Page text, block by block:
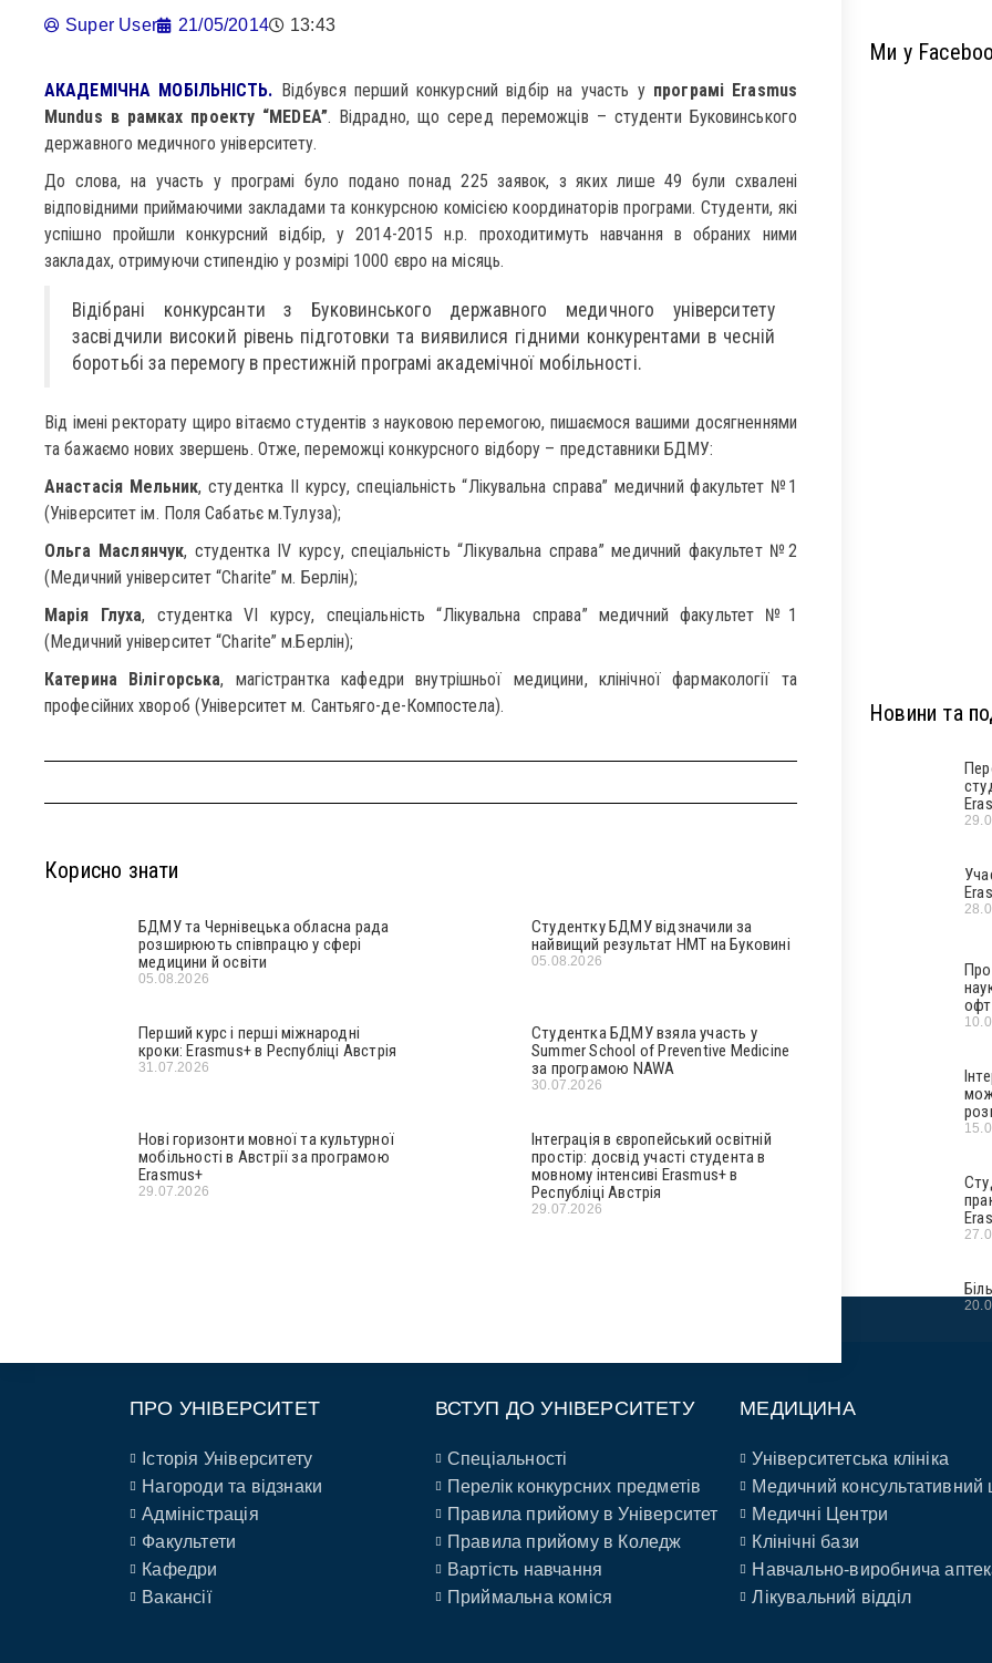
Super User 21/05/2014 13:43
АКАДЕМІЧНА МОБІЛЬНІСТЬ. Відбувся перший конкурсний відбір на участь у програмі Erasmus
Mundus в рамках проекту “MEDEA”. Відрадно, що серед переможців – студенти Буковинського
державного медичного університету.
До слова, на участь у програмі було подано понад 225 заявок, з яких лише 49 були схвалені
відповідними приймаючими закладами та конкурсною комісією координаторів програми. Студенти, які
успішно пройшли конкурсний відбір, у 2014-2015 н.р. проходитимуть навчання в обраних ними
закладах, отримуючи стипендію у розмірі 1000 євро на місяць.
Відібрані конкурсанти з Буковинського державного медичного університету
засвідчили високий рівень підготовки та виявилися гідними конкурентами в чесній
боротьбі за перемогу в престижній програмі академічної мобільності.
Від імені ректорату щиро вітаємо студентів з науковою перемогою, пишаємося вашими досягненнями
та бажаємо нових звершень. Отже, переможці конкурсного відбору – представники БДМУ:
Анастасія Мельник, студентка ІІ курсу, спеціальність “Лікувальна справа” медичний факультет №1
(Університет ім. Поля Сабатьє м.Тулуза);
Ольга Маслянчук, студентка IV курсу, спеціальність “Лікувальна справа” медичний факультет №2
(Медичний університет “Charite” м. Берлін);
Марія Глуха, студентка VI курсу, спеціальність “Лікувальна справа” медичний факультет №1
(Медичний університет “Charite” м.Берлін);
Катерина Вілігорська, магістрантка кафедри внутрішньої медицини, клінічної фармакології та
професійних хвороб (Університет м. Сантьяго-де-Компостела).
Корисно знати
БДМУ та Чернівецька обласна рада
розширюють співпрацю у сфері
медицини й освіти
05.08.2026
Студентку БДМУ відзначили за
найвищий результат НМТ на Буковині
05.08.2026
Перший курс і перші міжнародні
кроки: Erasmus+ в Республіці Австрія
31.07.2026
Студентка БДМУ взяла участь у
Summer School of Preventive Medicine
за програмою NAWA
30.07.2026
Нові горизонти мовної та культурної
мобільності в Австрії за програмою
Erasmus+
29.07.2026
Інтеграція в європейський освітній
простір: досвід участі студента в
мовному інтенсиві Erasmus+ в
Республіці Австрія
29.07.2026
Ми у
Новини та
ПРО УНІВЕРСИТЕТ
Історія Університету
Нагороди та відзнаки
Адміністрація
Факультети
Кафедри
Вакансії
ВСТУП ДО УНІВЕРСИТЕТУ
Спеціальності
Перелік конкурсних предметів
Правила прийому в Університет
Правила прийому в Коледж
Вартість навчання
Приймальна коміся
МЕДИЦИНА
Університетська клініка
Медичний консультативний
Медичні Центри
Клінічні бази
Навчально-виробнича
Лікувальний відділ